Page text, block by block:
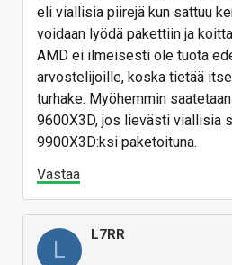
eli viallisia piirejä kun sattuu
voidaan lyödä pakettiin ja
AMD ei ilmeisesti ole tuota
arvostelijoille, koska tietää
turhake. Myöhemmin
9600X3D, jos lievästi viallisia
9900X3D:ksi paketoituna.
Vastaa
L
L7RR